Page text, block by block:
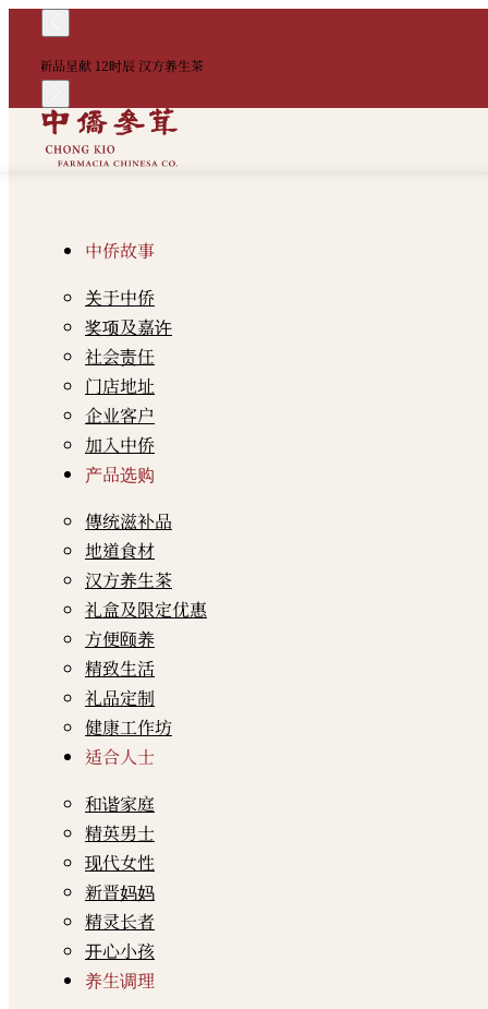
新品呈献 12时辰 汉方养生茶
中侨故事
关于中侨
奖项及嘉许
社会责任
门店地址
企业客户
加入中侨
产品选购
傳统滋补品
地道食材
汉方养生茶
礼盒及限定优惠
方便颐养
精致生活
礼品定制
健康工作坊
适合人士
和谐家庭
精英男士
现代女性
新晋妈妈
精灵长者
开心小孩
养生调理